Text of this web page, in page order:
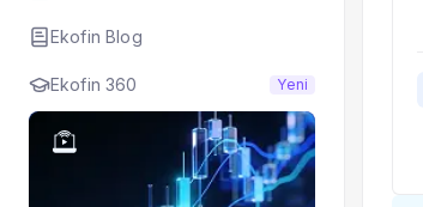
Ekofin Blog
Ekofin 360 Yeni